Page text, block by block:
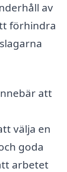
av
förhindra
att
välja en
goda
arbetet